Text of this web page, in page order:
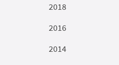
2018
2016
2014